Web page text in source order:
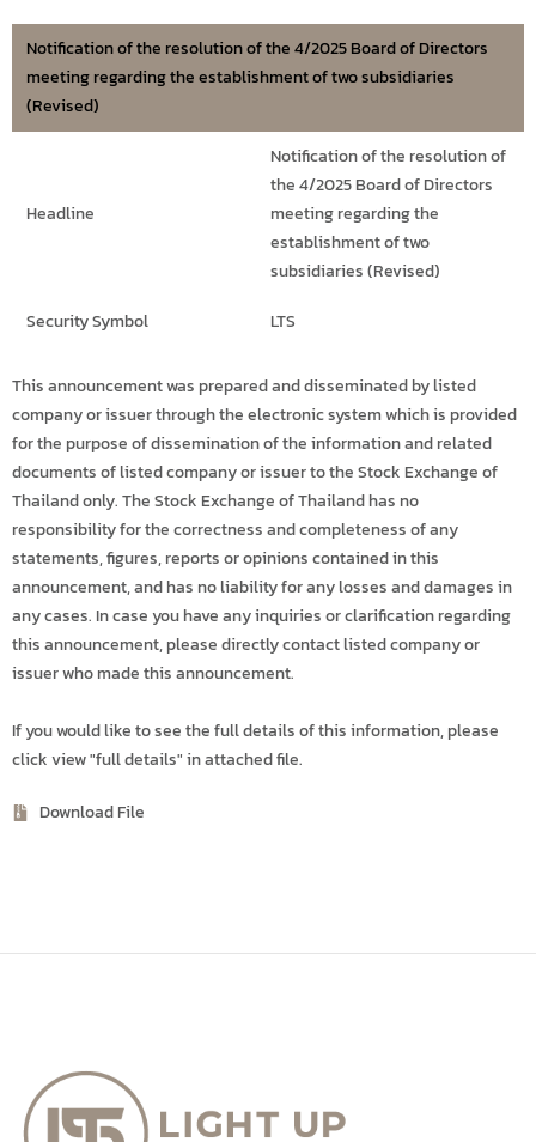
Notification of the resolution of the 4/2025 Board of Directors
meeting regarding the establishment of two subsidiaries
(Revised)
Headline
Notification of the resolution of
the 4/2025 Board of Directors
meeting regarding the
establishment of two
subsidiaries (Revised)
Security Symbol
LTS
This announcement was prepared and disseminated by listed
company or issuer through the electronic system which is provided
for the purpose of dissemination of the information and related
documents of listed company or issuer to the Stock Exchange of
Thailand only. The Stock Exchange of Thailand has no
responsibility for the correctness and completeness of any
statements, figures, reports or opinions contained in this
announcement, and has no liability for any losses and damages in
any cases. In case you have any inquiries or clarification regarding
this announcement, please directly contact listed company or
issuer who made this announcement.
If you would like to see the full details of this information, please
click view "full details" in attached file.
Download File